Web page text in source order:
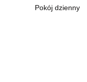
Pokój dzienny